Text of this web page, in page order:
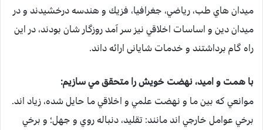
ميدان هاي طب، رياضي، جغرافيا، فزيك و هندسه درخشيدند و در
ميدان دين و اساسات اخلاقي نيز سر آمد روزگار شان بودند، در این
راه گام برداشتند و خدمات شایانی ارائه داند.
با همت و اميد، نهضت خويش را متحقق مي سازيم:
موانعي كه بين ما و نهضت علمي و اخلاقي ما حايل شده، زياد اند.
برخي عوامل خارجي اند مانند: تقليد، دنباله روي و جهل؛ و برخي